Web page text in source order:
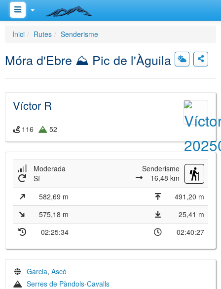
Inici Rutes Senderisme
Móra d'Ebre ⛰ Pic de l'Àguila
Víctor R
116 52
Moderada
Senderisme
16,48 km
Sí
582,69 m
491,20 m
575,18 m
25,41 m
02:25:34
02:40:27
Garcia, Ascó
Serres de Pàndols-Cavalls